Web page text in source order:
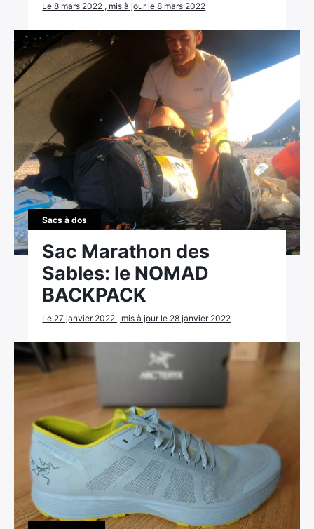
Le 8 mars 2022 , mis à jour le 8 mars 2022
Sacs à dos
Sac Marathon des
Sables: le NOMAD
BACKPACK
Le 27 janvier 2022 , mis à jour le 28 janvier 2022